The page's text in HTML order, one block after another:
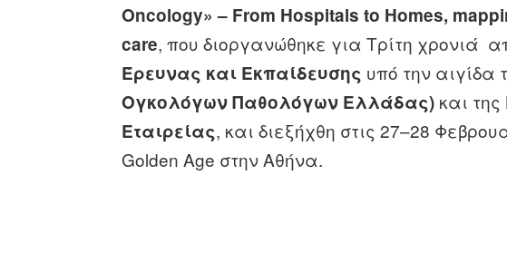
Oncology» – From Hospitalsto Homes,
care, που διοργανώθηκε για Τρίτη χρονιά
Έρευνας και Εκπαίδευσης υπό την αιγίδα
Ογκολόγων Παθολόγων Ελλάδας) και της
Εταιρείας, και διεξήχθη στις 27–28
Golden Age στην Αθήνα.